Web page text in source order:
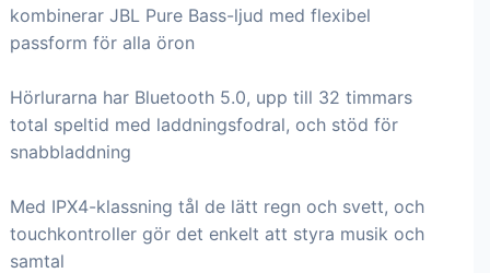
kombinerar JBL Pure Bass-ljud med flexibel
passform för alla öron
Hörlurarna har Bluetooth 5.0, upp till 32 timmars
total speltid med laddningsfodral, och stöd för
snabbladdning
Med IPX4-klassning tål de lätt regn och svett, och
touchkontroller gör det enkelt att styra musik och
samtal